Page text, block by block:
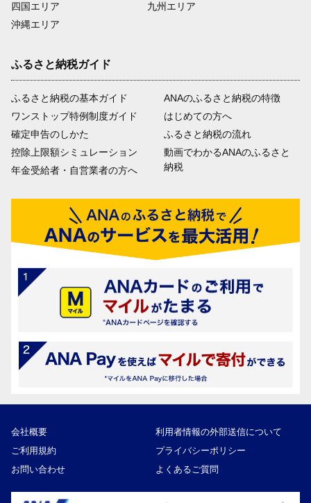
四国エリア
沖縄エリア
九州エリア
ふるさと納税ガイド
ふるさと納税の基本ガイド
ワンストップ特例制度ガイド
確定申告のしかた
控除上限額シミュレーション
年金受給者・自営業者の方へ
ANAのふるさと納税の特徴
はじめての方へ
ふるさと納税の流れ
動画でわかるANAのふるさと
納税
会社概要
利用者情報の外部送信について
ご利用規約
プライバシーポリシー
お問い合わせ
よくあるご質問